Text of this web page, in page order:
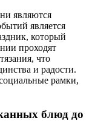
являются
является
который
проходят
что
и радости.
рамки,
блюд до